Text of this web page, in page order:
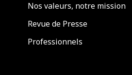
Nos valeurs, notre mission
Revue de Presse
Professionnels